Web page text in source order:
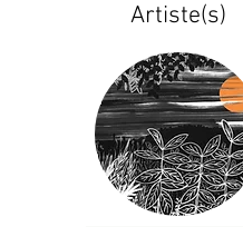
Artiste(s)